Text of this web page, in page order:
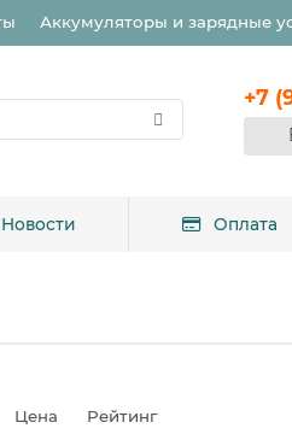
Аккумуляторы и зарядные
+7
Новости Оплата
Цена Рейтинг